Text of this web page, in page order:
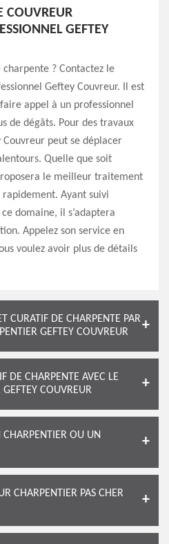
COUVREUR
GEFTEY
? Contactez le
Geftey Couvreur. Il est
appel à un professionnel
de dégâts. Pour des travaux
peut se déplacer
Quelle que soit
le meilleur traitement
Ayant suivi
domaine, il s’adaptera
Appelez son service en
voulez avoir plus de détails
CURATIF DE CHARPENTE PAR
GEFTEY COUVREUR
DE CHARPENTE AVEC LE
COUVREUR
OU UN
CHARPENTIER PAS CHER